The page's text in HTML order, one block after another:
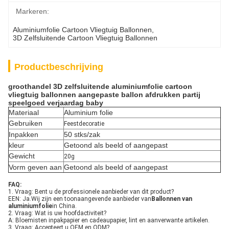
Markeren:
Aluminiumfolie Cartoon Vliegtuig Ballonnen
3D Zelfsluitende Cartoon Vliegtuig Ballonnen
Productbeschrijving
groothandel 3D zelfsluitende aluminiumfolie cartoon
vliegtuig ballonnen aangepaste ballon afdrukken partij
speelgoed verjaardag baby
Materiaal
Aluminium folie
Gebruiken
Feestdecoratie
Inpakken
50 stks/zak
kleur
Getoond als beeld of aangepast
Gewicht
20g
Vorm geven aan Getoond als beeld of aangepast
FAQ:
1. Vraag: Bent u de professionele aanbieder van dit product?
EEN: Ja.Wij zijn een toonaangevende aanbieder van Ballonnen van
aluminiumfoliein China.
2. Vraag: Wat is uw hoofdactiviteit?
A: Bloemisten inpakpapier en cadeaupapier, lint en aanverwante artikelen.
3. Vraag: Accepteert u OEM en ODM?